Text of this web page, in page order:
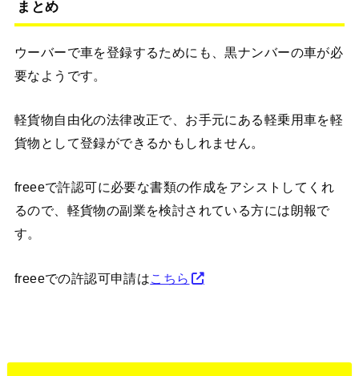
まとめ
ウーバーで車を登録するためにも、黒ナンバーの車が必
要なようです。
軽貨物自由化の法律改正で、お手元にある軽乗用車を軽
貨物として登録ができるかもしれません。
freeeで許認可に必要な書類の作成をアシストしてくれ
るので、軽貨物の副業を検討されている方には朗報で
す。
freeeでの許認可申請はこちら